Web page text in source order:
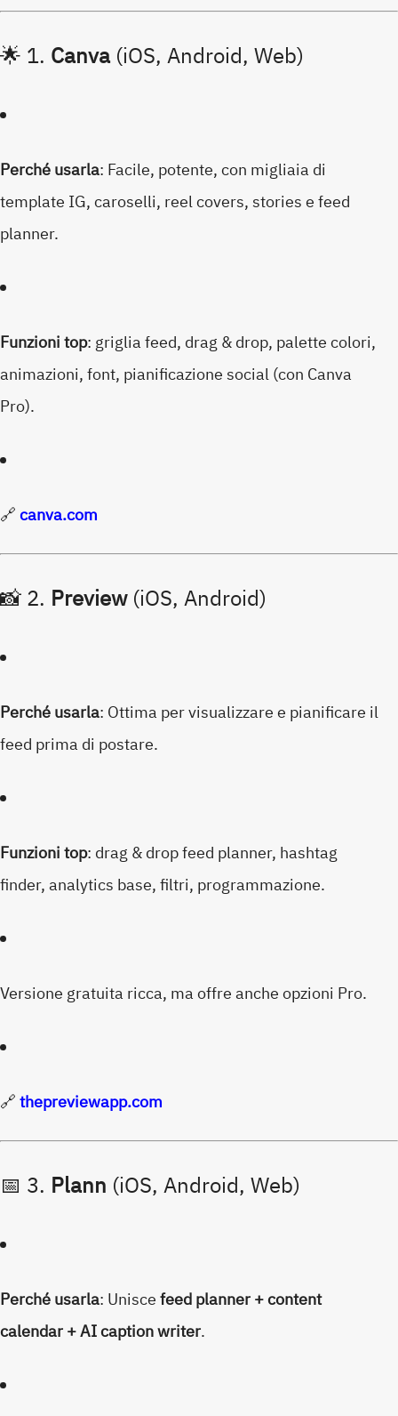
🌟 1. Canva(iOS, Android, Web)
Perché usarla: Facile, potente, con migliaia di
template IG, caroselli, reel covers, stories e feed
planner.
Funzioni top: griglia feed, drag & drop, palette colori,
animazioni, font, pianificazione social (con Canva
Pro).
🔗canva.com
📸 2. Preview(iOS, Android)
Perché usarla: Ottima per visualizzare e pianificare il
feed prima di postare.
Funzioni top: drag & drop feed planner, hashtag
finder, analytics base, filtri, programmazione.
Versione gratuita ricca, ma offre anche opzioni Pro.
🔗thepreviewapp.com
📅 3. Plann (iOS, Android, Web)
Perché usarla: Uniscefeed planner + content
calendar + AI caption writer.